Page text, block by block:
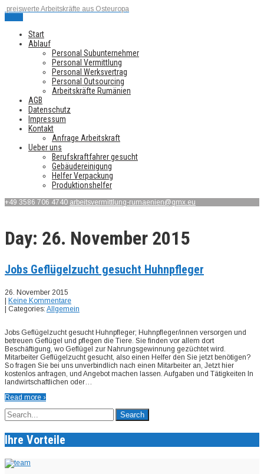
preiswerte Arbeitskräfte aus Osteuropa
Start
Ablauf
Personal Subunternehmer
Personal Vermittlung
Personal Werksvertrag
Personal Outsourcing
Arbeitskräfte Rumänien
AGB
Datenschutz
Impressum
Kontakt
Anfrage Arbeitskraft
Ueber uns
Berufskraftfahrer gesucht
Gebäudereinigung
Helfer Verpackung
Produktionshelfer
+49 3586 706 4740 arbeitsvermittlung-rumaenien@gmx.eu
Day: 26. November 2015
Jobs Geflügelzucht gesucht Huhnpfleger
26. November 2015
| Keine Kommentare
| Categories: Allgemein
Jobs Geflügelzucht gesucht Huhnpfleger; Huhnpfleger/innen versorgen und
betreuen Geflügel und pflegen die Tiere. Sie finden vor allem dort
Beschäftigung, wo Geflügel zur Nahrungsgewinnung gezüchtet wird.
Mitarbeiter Geflügelzucht gesucht, also einen Helfer den Sie jetzt benötigen?
So fragen Sie bei uns unverbindlich nach einen Mitarbeiter an, Jetzt hier
kostenlos anfragen, und Angebot machen lassen. Aufgaben und Tätigkeiten In
landwirtschaftlichen oder…
Read more ›
Ihre Vorteile